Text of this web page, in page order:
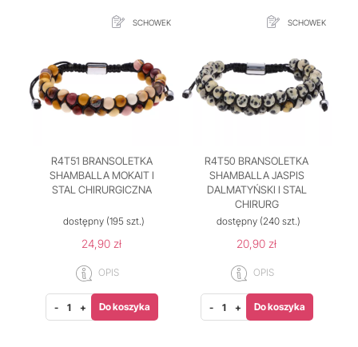
SCHOWEK
R4T51 BRANSOLETKA
SHAMBALLA MOKAIT I
STAL CHIRURGICZNA
dostępny(195 szt.)
24,90 zł
OPIS
- + Do koszyka
SCHOWEK
R4T50 BRANSOLETKA
SHAMBALLA JASPIS
DALMATYŃSKI I STAL
CHIRURG
dostępny (240 szt.)
20,90 zł
OPIS
- + Do koszyka